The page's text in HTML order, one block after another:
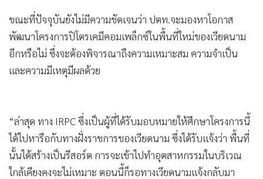
• Gotomanager
ขณะที่ปัจจุบันยังไม่มีความชัดเจนว่า ปตท.จะมองหาโอกาส
พัฒนาโครงการปิโตรเคมีคอมเพล็กซ์ในพื้นที่ใหม่ของเวียดนาม
อีกหรือไม่ ซึ่งจะต้องพิจารณาถึงความเหมาะสม ความจำเป็น
และความมีเหตุมีผลด้วย
“ล่าสุด ทาง IRPC ซึ่งเป็นผู้ที่ได้รับมอบหมายให้ศึกษาโครงการนี้
ได้ไปหารือกับทางฝั่งราชการของเวียดนาม ซึ่งได้รับแจ้งว่า พื้นที่
นั้นได้สร้างเป็นรีสอร์ต การจะเข้าไปทำอุตสาหกรรมในบริเวณ
ใกล้เคียงคงจะไม่เหมาะ ตอนนี้ก็รอทางเวียดนามแจ้งกลับมา